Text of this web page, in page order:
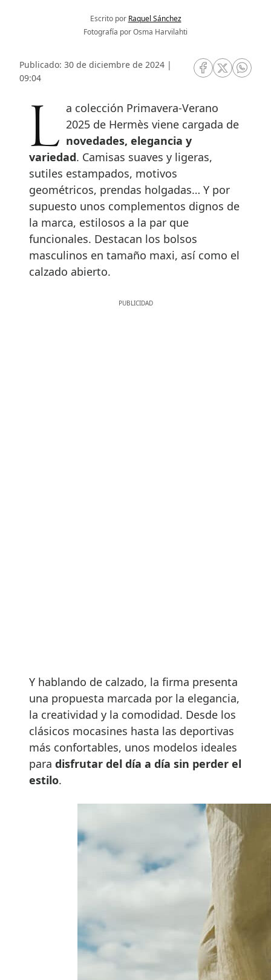
Escrito por Raquel Sánchez
Fotografía por Osma Harvilahti
Publicado: 30 de diciembre de 2024 |
09:04
RRSS Facebook
RRSSRRSS
La colección Primavera-Verano 2025 de Hermès viene cargada de
novedades, elegancia y
variedad. Camisas suaves y ligeras,
sutiles estampados, motivos
geométricos, prendas holgadas… Y por
supuesto unos complementos dignos de
la marca, estilosos a la par que
funcionales. Destacan los bolsos
masculinos en tamaño maxi, así como el
calzado abierto.
Y hablando de calzado, la firma presenta
una propuesta marcada por la elegancia,
la creatividad y la comodidad. Desde los
clásicos mocasines hasta las deportivas
más confortables, unos modelos ideales
para disfrutar del día a día sin perder el
estilo.